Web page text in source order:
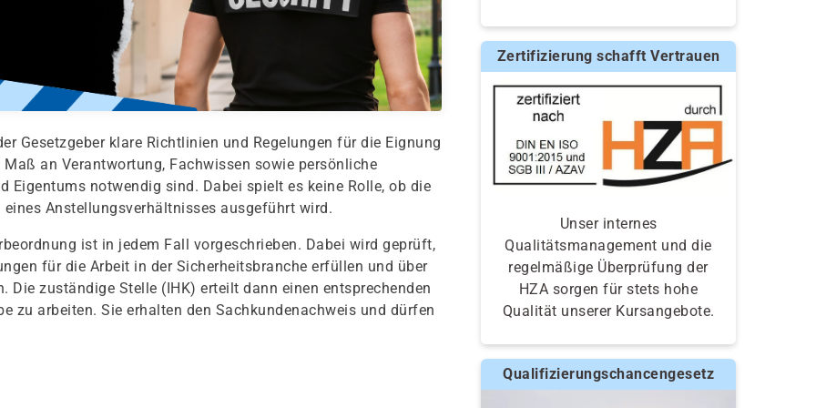
Gesetzgeber klare Richtlinien und Regelungen für die Eignung
an Verantwortung, Fachwissen sowie persönliche
Eigentums notwendig sind. Dabei spielt es keine Rolle, ob die
Anstellungsverhältnisses ausgeführt wird.
ist in jedem Fall vorgeschrieben. Dabei wird geprüft,
für die Arbeit in der Sicherheitsbranche erfüllen und über
zuständige Stelle (IHK) erteilt dann einen entsprechenden
zu arbeiten. Sie erhalten den Sachkundenachweis und dürfen
Zertifizierung schafft Vertrauen
Unser internes
Qualitätsmanagement und die
regelmäßige Überprüfung der
HZA sorgen für stets hohe
Qualität unserer Kursangebote.
Qualifizierungschancengesetz